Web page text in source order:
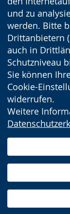
und zu
werden. Bitte
Drittanbietern
auch in
Schutzniveau
Sie können
Cookie-
widerrufen.
Weitere